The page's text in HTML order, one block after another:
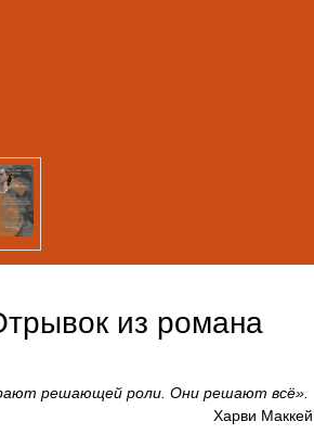
из романа
решающей роли. Они решают всё».
Харви Маккей